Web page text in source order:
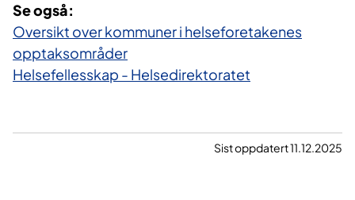
Se også:
Oversikt over kommuner i helseforetakenes
opptaksområder
Helsefellesskap - Helsedirektoratet
Sist oppdatert 11.12.2025